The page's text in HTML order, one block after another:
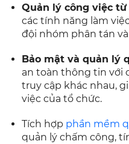
Quản lý công việc từ
các tính năng làm
đội nhóm phân tán
Bảo mật và quản lý
an toàn thông tin với
truy cập khác nhau,
việc của tổ chức.
Tích hợp phần mềm
quản lý chấm công,